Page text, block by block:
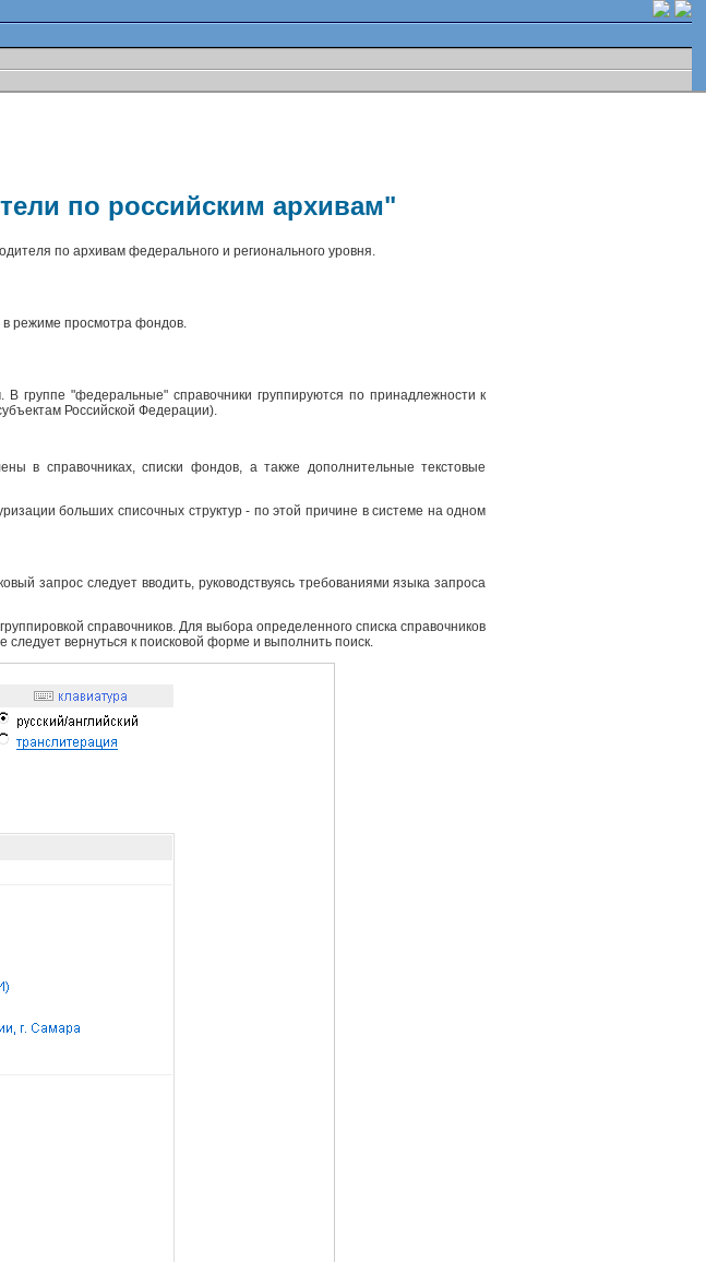
по российским архивам"
по архивам федерального и регионального уровня.
в режиме просмотра фондов.
"федеральные" справочники группируются по принадлежности к
Российской Федерации).
в справочниках, списки фондов, а также дополнительные текстовые
больших списочных структур - по этой причине в системе на одном
запрос следует вводить, руководствуясь требованиями языка запроса
справочников. Для выбора определенного списка справочников
следует вернуться к поисковой форме и выполнить поиск.